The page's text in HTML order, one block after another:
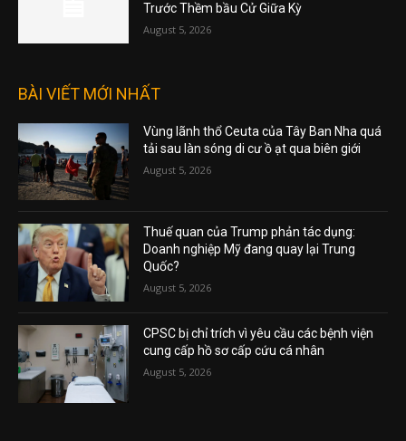
Trước Thềm bầu Cử Giữa Kỳ
August 5, 2026
BÀI VIẾT MỚI NHẤT
Vùng lãnh thổ Ceuta của Tây Ban Nha quá
tải sau làn sóng di cư ồ ạt qua biên giới
August 5, 2026
Thuế quan của Trump phản tác dụng:
Doanh nghiệp Mỹ đang quay lại Trung
Quốc?
August 5, 2026
CPSC bị chỉ trích vì yêu cầu các bệnh viện
cung cấp hồ sơ cấp cứu cá nhân
August 5, 2026